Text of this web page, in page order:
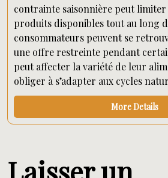
contrainte saisonnière peut limiter
produits disponibles tout au long
consommateurs peuvent se
une offre restreinte pendant
peut affecter la variété de leur
obliger à s’adapter aux cycles
More Details
Laisser un